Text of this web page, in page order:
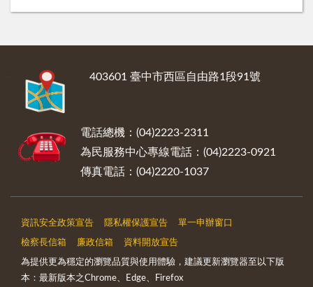
403601 臺中市西區自由路1段91號
電話總機：(04)2223-2311
為民服務中心專線電話：(04)2223-0921
傳真電話：(04)2220-1037
資訊安全政策宣告 隱私權保護宣告 單一申辦窗口
檢察長信箱 廉政信箱 資料開放宣告
為提供更為穩定的瀏覽品質與使用體驗，建議更新瀏覽器至以下版
本：最新版本之Chrome、Edge、Firefox